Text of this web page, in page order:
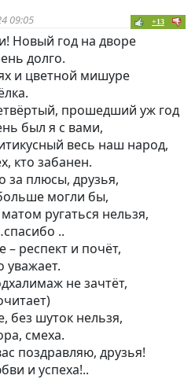
09:05 +13
Новый год на дворе
долго.
и цветной мишуре
прошедший уж год
был я с вами,
весь наш народ,
кто забанен.
за плюсы, друзья,
могли бы,
ругаться нельзя,
..
– респект и почёт,
уважает.
не зачтёт,
без шуток нельзя,
смеха.
поздравляю, друзья!
и успеха!..